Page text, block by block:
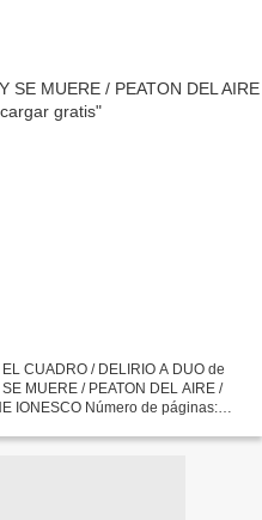
CUADRO / DELIRIO A DUO de
MUERE / PEATON DEL AIRE /
IONESCO Número de páginas: